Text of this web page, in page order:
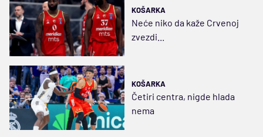
KOŠARKA
Neće niko da kaže Crvenoj
zvezdi...
KOŠARKA
Četiri centra, nigde hlada
nema